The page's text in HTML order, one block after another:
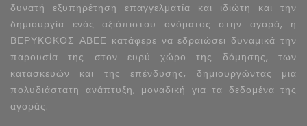
δυνατή εξυπηρέτηση επαγγελματία και ιδιώτη και την
δημιουργία ενός αξιόπιστου ονόματος στην αγορά, η
ΒΕΡΥΚΟΚΟΣ ΑΒΕΕ κατάφερε να εδραιώσει δυναμικά την
παρουσία της στον ευρύ χώρο της δόμησης, των
κατασκευών και της επένδυσης, δημιουργώντας μια
πολυδιάστατη ανάπτυξη, μοναδική για τα δεδομένα της
αγοράς.